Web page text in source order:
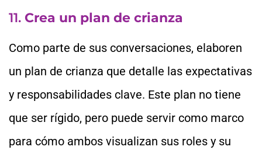
11. Crea un plan de crianza
Como parte de sus conversaciones, elaboren
un plan de crianza que detalle las expectativas
y responsabilidades clave. Este plan no tiene
que ser rígido, pero puede servir como marco
para cómo ambos visualizan sus roles y su